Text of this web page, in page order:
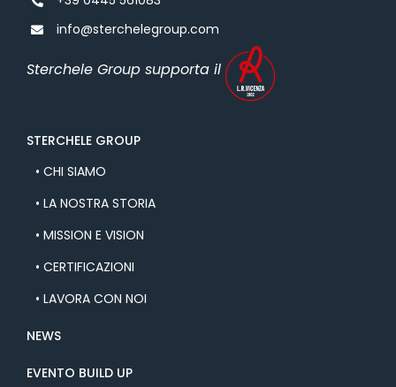
info@sterchelegroup.com
Sterchele Group supporta il
STERCHELE GROUP
• CHI SIAMO
• LA NOSTRA STORIA
• MISSION E VISION
• CERTIFICAZIONI
• LAVORA CON NOI
NEWS
EVENTO BUILD UP